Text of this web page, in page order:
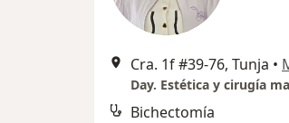
Cra. 1f #39-76, Tunja •
Day. Estética y cirugía
Bichectomía